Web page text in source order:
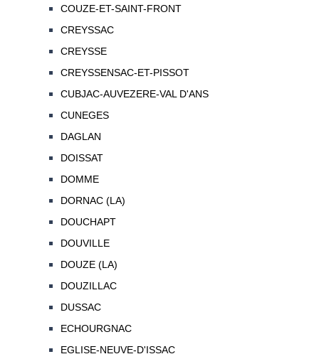
COUZE-ET-SAINT-FRONT
CREYSSAC
CREYSSE
CREYSSENSAC-ET-PISSOT
CUBJAC-AUVEZERE-VAL D'ANS
CUNEGES
DAGLAN
DOISSAT
DOMME
DORNAC (LA)
DOUCHAPT
DOUVILLE
DOUZE (LA)
DOUZILLAC
DUSSAC
ECHOURGNAC
EGLISE-NEUVE-D'ISSAC